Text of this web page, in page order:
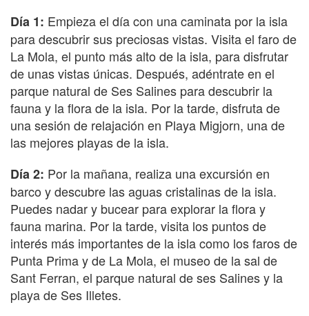
Día 1: Empieza el día con una caminata por la isla
para descubrir sus preciosas vistas. Visita el faro de
La Mola, el punto más alto de la isla, para disfrutar
de unas vistas únicas. Después, adéntrate en el
parque natural de Ses Salines para descubrir la
fauna y la flora de la isla. Por la tarde, disfruta de
una sesión de relajación en Playa Migjorn, una de
las mejores playas de la isla.
Día 2: Por la mañana, realiza una excursión en
barco y descubre las aguas cristalinas de la isla.
Puedes nadar y bucear para explorar la flora y
fauna marina. Por la tarde, visita los puntos de
interés más importantes de la isla como los faros de
Punta Prima y de La Mola, el museo de la sal de
Sant Ferran, el parque natural de ses Salines y la
playa de Ses Illetes.